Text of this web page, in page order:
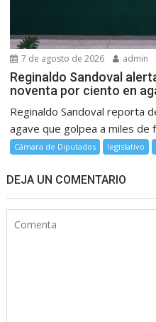
7 de agosto de 2026 admin
Reginaldo Sandoval
noventa por ciento en
Reginaldo Sandoval reporta
agave que golpea a miles de
Cámara de Diputados legislativo
DEJA UN COMENTARIO